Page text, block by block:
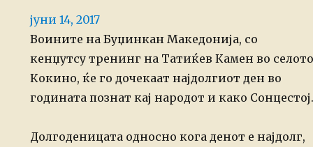
Posted
on
јуни 14, 2017
Воините на Буџинкан Македонија, со
кенџутсу тренинг на Татиќев Камен во селото
Кокино, ќе го дочекаат најдолгиот ден во
годината познат кај народот и како Сонцестој.
Долгоденицата односно кога денот е најдолг,